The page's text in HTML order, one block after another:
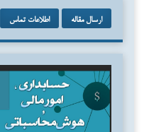
ارسال مقاله اطلاعات تماس